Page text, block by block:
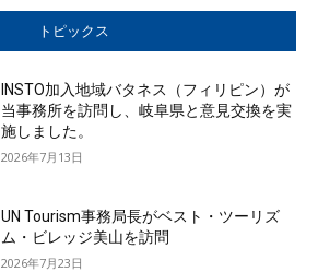
トピックス
INSTO加入地域バタネス（フィリピン）が
当事務所を訪問し、岐阜県と意見交換を実
施しました。
2026年7月13日
UN Tourism事務局長がベスト・ツーリズ
ム・ビレッジ美山を訪問
2026年7月23日